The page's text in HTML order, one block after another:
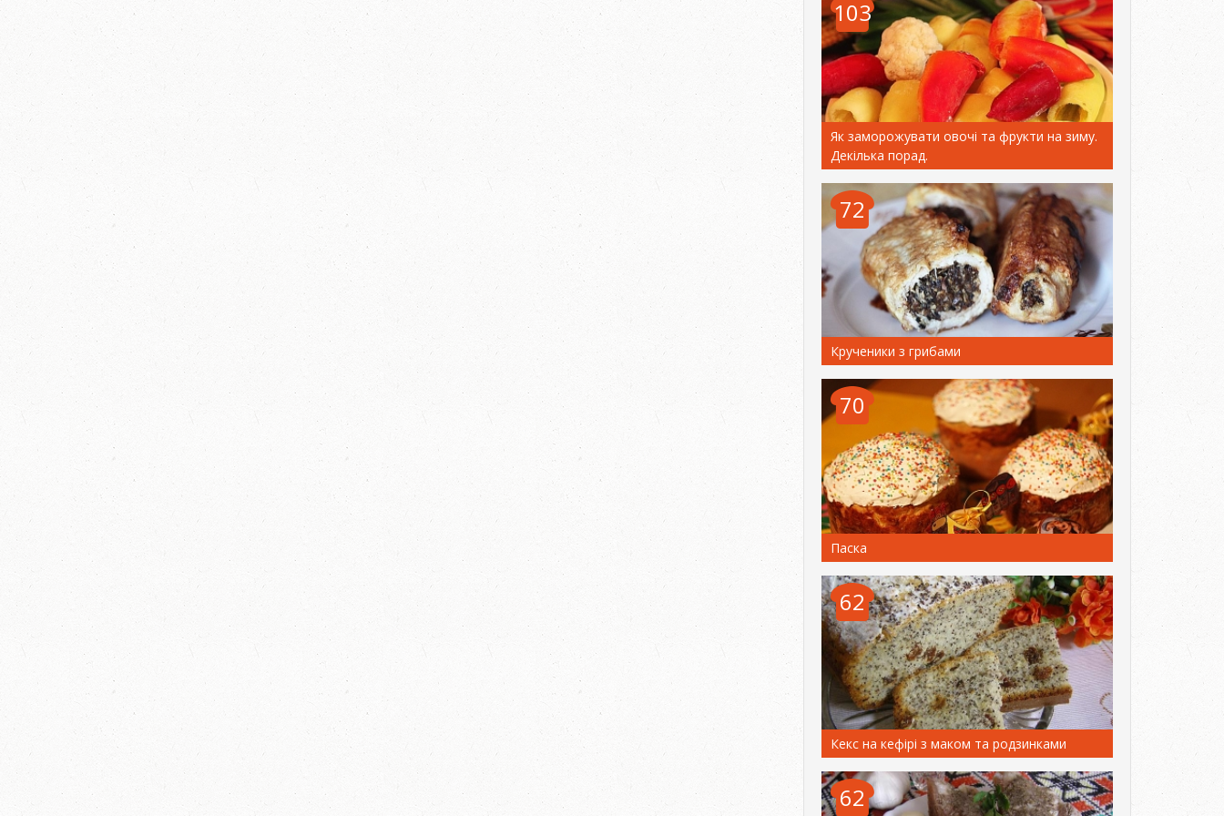
103
Як заморожувати овочі та фрукти на зиму.
Декілька порад.
72
Крученики з грибами
70
Паска
62
Кекс на кефірі з маком та родзинками
62